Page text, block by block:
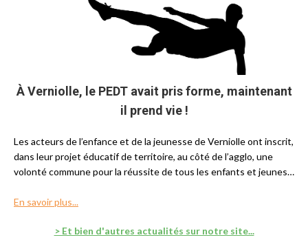
À Verniolle, le PEDT avait pris forme, maintenant
il prend vie !
Les acteurs de l’enfance et de la jeunesse de Verniolle ont inscrit,
dans leur projet éducatif de territoire, au côté de l’agglo, une
volonté commune pour la réussite de tous les enfants et jeunes…
En savoir plus...
> Et bien d'autres actualités sur notre site...